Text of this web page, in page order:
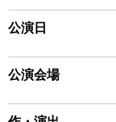
公演日
公演会場